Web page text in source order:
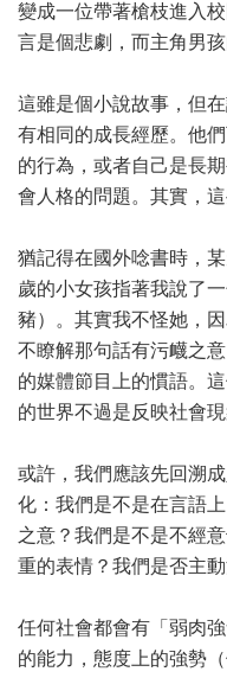
變成一位帶著槍枝進入
言是個悲劇，而主角男
這雖是個小說故事，但
有相同的成長經歷。他
的行為，或者自己是長
會人格的問題。其實，
猶記得在國外唸書時，
歲的小女孩指著我說了
豬）。其實我不怪她，
不瞭解那句話有污衊之
的媒體節目上的慣語。
的世界不過是反映社會現
或許，我們應該先回溯
化：我們是不是在言語
之意？我們是不是不經
重的表情？我們是否主
任何社會都會有「弱肉
的能力，態度上的強勢